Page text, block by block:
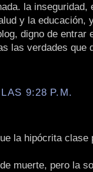
la inseguridad,
y la educación,
digno de entrar
las verdades que
9:28 P.M.
la hipócrita clase
muerte, pero la